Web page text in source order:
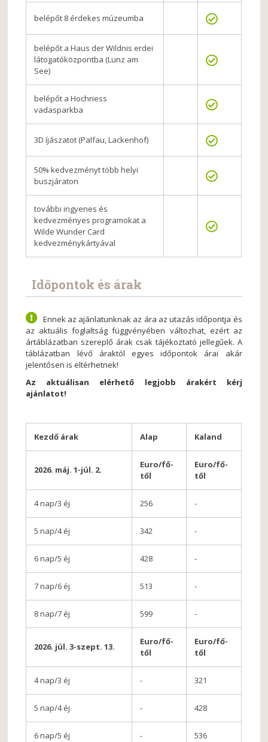
belépőt 8 érdekes múzeumba
belépőt a Haus der Wildnis erdei
látogatóközpontba (Lunz am
See)
belépőt a Hochriess
vadasparkba
3D íjászatot (Palfau, Lackenhof)
50% kedvezményt több helyi
buszjáraton
további ingyenes és
kedvezményes programokat a
Wilde Wunder Card
kedvezménykártyával
Időpontok és árak
Ennek az ajánlatunknak az ára az utazás időpontja és
az aktuális foglaltság függvényében változhat, ezért az
ártáblázatban szereplő árak csak tájékoztató jellegűek. A
táblázatban lévő áraktól egyes időpontok árai akár
jelentősen is eltérhetnek!
Az aktuálisan elérhető legjobb árakért kérj
ajánlatot!
Kezdő árak Alap Kaland
2026. máj. 1-júl. 2.
Euro/fő-
től
Euro/fő-
től
4 nap/3 éj 256 -
5 nap/4 éj 342 -
6 nap/5 éj 428 -
7 nap/6 éj 513 -
8 nap/7 éj 599 -
2026. júl. 3-szept. 13.
Euro/fő-
től
Euro/fő-
től
4 nap/3 éj - 321
5 nap/4 éj - 428
6 nap/5 éj - 536